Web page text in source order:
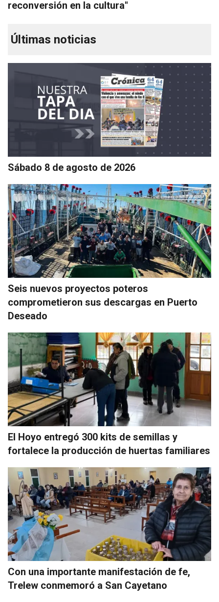
reconversión en la cultura"
Últimas noticias
Sábado 8 de agosto de 2026
Seis nuevos proyectos poteros
comprometieron sus descargas en Puerto
Deseado
El Hoyo entregó 300 kits de semillas y
fortalece la producción de huertas familiares
Con una importante manifestación de fe,
Trelew conmemoró a San Cayetano